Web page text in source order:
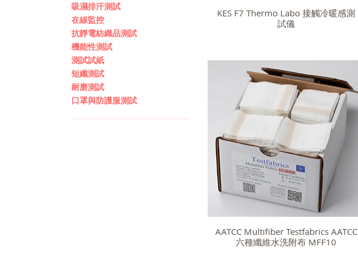
吸濕排汗測試
在線監控
抗靜電紡織品測試
機能性測試
測試試紙
短纖測試
耐磨測試
口罩與防護服測試
KES F7 Thermo Labo 接觸冷暖感測
試儀
AATCC Multifiber Testfabrics AATCC
六種纖維水洗附布 MFF10